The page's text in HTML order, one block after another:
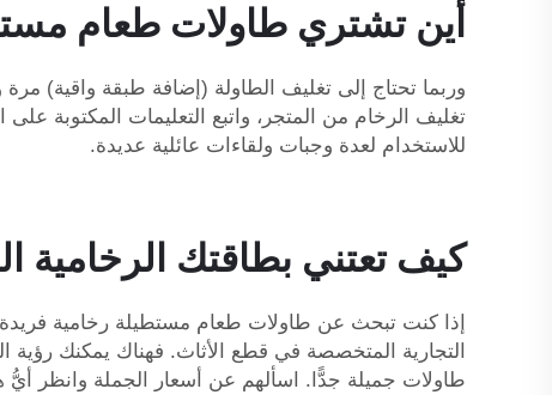
أين تشتري طاولات طعام
وربما تحتاج إلى تغليف الطاولة (إضافة طبقة واقية)
للاستخدام لعدة وجبات ولقاءات عائلية عديدة.
كيف تعتني بطاقتك الرخامية
إذا كنت تبحث عن طاولات طعام مستطيلة رخامية فريدة
التجارية المتخصصة في قطع الأثاث. فهناك يمكنك رؤية
طاولات جميلة جدًّا. اسألهم عن أسعار الجملة وانظر